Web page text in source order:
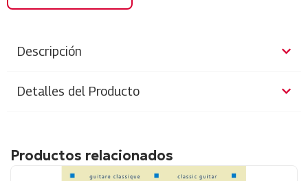
Descripción
Detalles del Producto
Productos relacionados